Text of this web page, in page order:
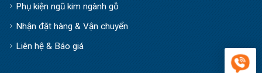
Phụ kiện ngũ kim ngành gỗ
Nhận đặt hàng & Vận chuyển
Liên hệ & Báo giá